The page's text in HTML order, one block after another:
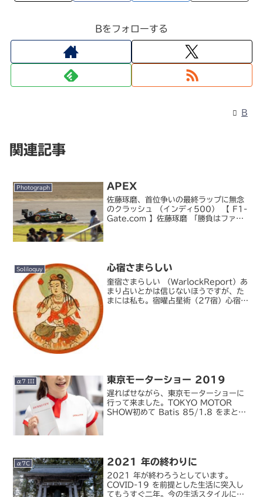
Bをフォローする
B
関連記事
Photograph APEX
佐藤琢磨、首位争いの最終ラップに無念
のクラッシュ （インディ500） 【 F1-
Gate.com 】佐藤琢磨 「勝負はファイ
Soliloquy 心宿さまらしい
奎宿さまらしい （WarlockReport）あ
まり占いとかは信じないほうですが、た
まには私も。宿曜占星術（27宿）心宿
α7 III 東京モーターショー 2019
遅ればせながら、東京モーターショーに
行って来ました。TOKYO MOTOR
SHOW初めて Batis 85/1.8 をまとも
α7C 2021 年の終わりに
2021 年が終わろうとしています。
COVID-19 を前提とした生活に突入し
てもうすぐ二年。今の生活スタイルにも